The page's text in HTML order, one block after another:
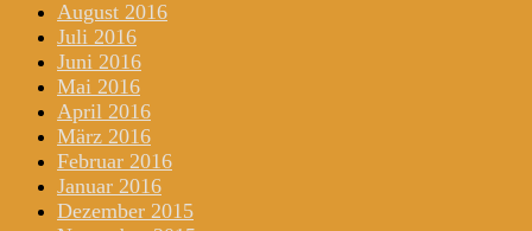
August 2016
Juli 2016
Juni 2016
Mai 2016
April 2016
März 2016
Februar 2016
Januar 2016
Dezember 2015